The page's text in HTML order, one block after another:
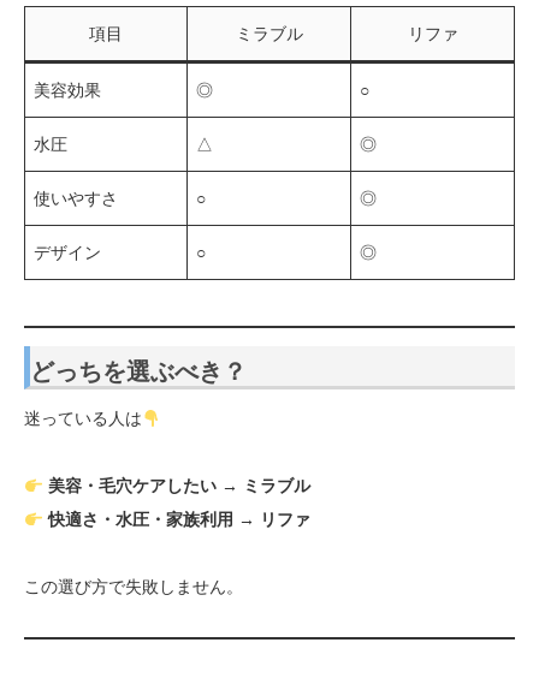
項目 ミラブル リファ
美容効果 ◎ ○
水圧 △ ◎
使いやすさ ○ ◎
デザイン ○ ◎
どっちを選ぶべき？
迷っている人は
美容・毛穴ケアしたい → ミラブル
快適さ・水圧・家族利用 → リファ
この選び方で失敗しません。